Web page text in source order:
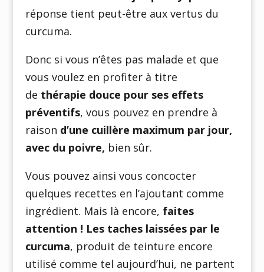
réponse tient peut-être aux vertus du
curcuma.
Donc si vous n’êtes pas malade et que
vous voulez en profiter à titre
de thérapie douce pour ses effets
préventifs, vous pouvez en prendre à
raison d’une cuillère maximum par jour,
avec du poivre, bien sûr.
Vous pouvez ainsi vous concocter
quelques recettes en l’ajoutant comme
ingrédient. Mais là encore, faites
attention ! Les taches laissées par le
curcuma, produit de teinture encore
utilisé comme tel aujourd’hui, ne partent